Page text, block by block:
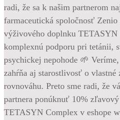
radi, že sa k našim partnerom
farmaceutická spoločnosť
výživového doplnku TETASYN
komplexnú podporu pri tetánii,
psychickej nepohode 🌱
zahŕňa aj starostlivosť o vlastné
rovnováhu. Preto sme radi, že
partnera ponúknuť 10%
TETASYN Complex v eshope